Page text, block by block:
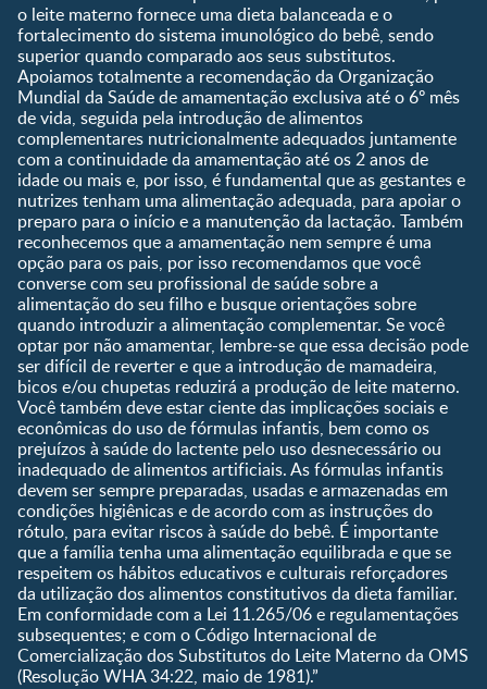
Shopping
Compre Agora
0 a 5 meses
6 a 8 meses
9 a 12 meses
1 a 3 anos
Pré-escolar
Ser Mãe e Pai
Nutrição, Alimentação e
Saúde
Ferramentas
Quando eu ficarei fértil?
Que dia meu bebê vai
nascer?
Guia de Nomes para Bebê
Calendário de semanas de
gravidez
Calculadora de cor dos
olhos
Curva de crescimento do
bebê
Planeta dos Pais
Receitas
o leite materno fornece uma dieta balanceada e o
fortalecimento do sistema imunológico do bebê, sendo
superior quando comparado aos seus substitutos.
Apoiamos totalmente a recomendação da Organização
Mundial da Saúde de amamentação exclusiva até o 6º mês
de vida, seguida pela introdução de alimentos
complementares nutricionalmente adequados juntamente
com a continuidade da amamentação até os 2 anos de
idade ou mais e, por isso, é fundamental que as gestantes e
nutrizes tenham uma alimentação adequada, para apoiar o
preparo para o início e a manutenção da lactação. Também
reconhecemos que a amamentação nem sempre é uma
opção para os pais, por isso recomendamos que você
converse com seu profissional de saúde sobre a
alimentação do seu filho e busque orientações sobre
quando introduzir a alimentação complementar. Se você
optar por não amamentar, lembre-se que essa decisão pode
ser difícil de reverter e que a introdução de mamadeira,
bicos e/ou chupetas reduzirá a produção de leite materno.
Você também deve estar ciente das implicações sociais e
econômicas do uso de fórmulas infantis, bem como os
prejuízos à saúde do lactente pelo uso desnecessário ou
inadequado de alimentos artificiais. As fórmulas infantis
devem ser sempre preparadas, usadas e armazenadas em
condições higiênicas e de acordo com as instruções do
rótulo, para evitar riscos à saúde do bebê. É importante
que a família tenha uma alimentação equilibrada e que se
respeitem os hábitos educativos e culturais reforçadores
da utilização dos alimentos constitutivos da dieta familiar.
Em conformidade com a Lei 11.265/06 e regulamentações
subsequentes; e com o Código Internacional de
Comercialização dos Substitutos do Leite Materno da OMS
(Resolução WHA 34:22, maio de 1981).”